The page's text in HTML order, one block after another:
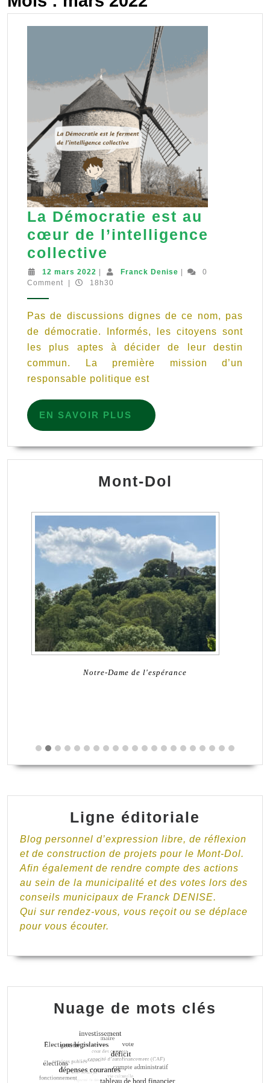
La Démocratie est au
cœur de l’intelligence
collective
Démocratie
est
cœur
de
l’intelligence
collective
12 mars 2022 12
mars
Franck Denise Franck0
Comment
18h30
Pas de discussions dignes de ce nom, pas
de démocratie. Informés, les citoyens sont
les plus aptes à décider de leur destin
commun. La première mission d’un
responsable politique est
EN SAVOIR PLUS
EN
SAVOIR
Mont-Dol
Notre-Dame de l'espérance
Ligne éditoriale
Blog personnel d’expression libre, de réflexion
et de construction de projets pour le Mont-Dol.
Afin également de rendre compte des actions
au sein de la municipalité et des votes lors des
conseils municipaux de Franck DENISE.
Qui sur rendez-vous, vous reçoit ou se déplace
pour vous écouter.
Nuage de mots clés